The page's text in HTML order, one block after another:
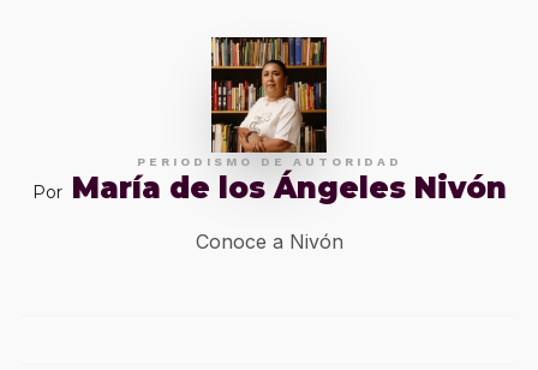
PERIODISMO DE AUTORIDAD
Por María de los Ángeles Nivón
Conoce a Nivón